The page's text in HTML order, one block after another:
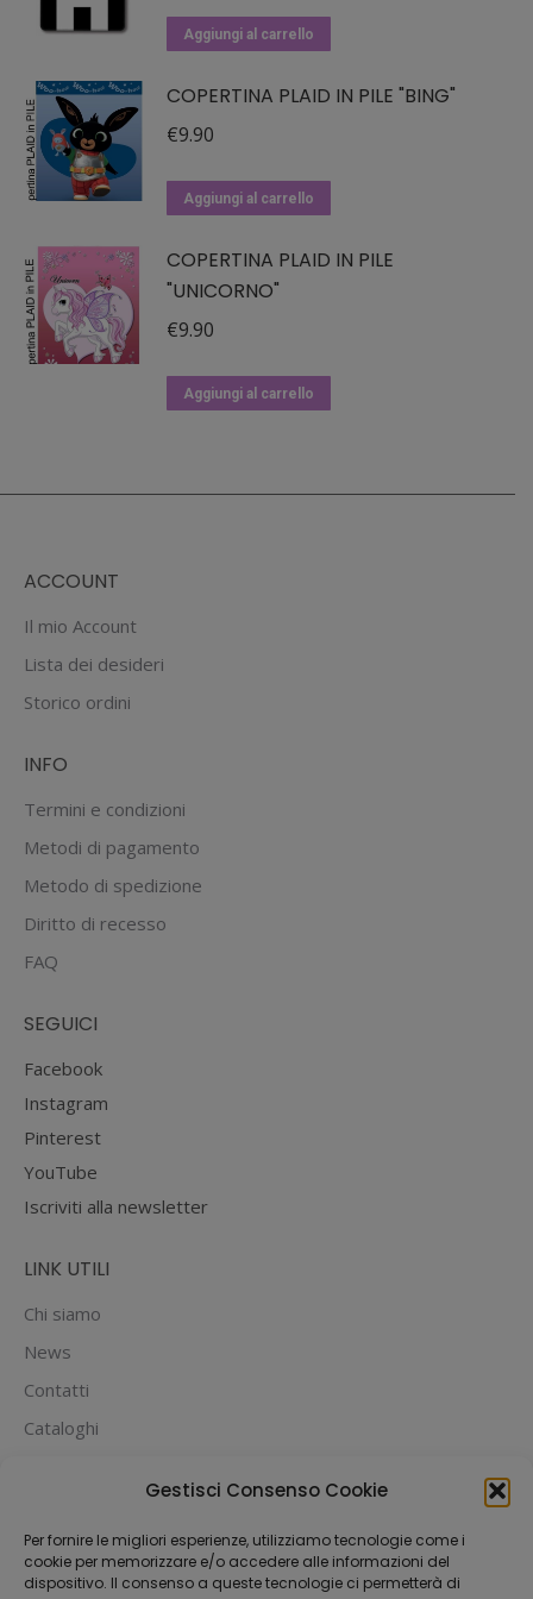
Gestisci Consenso Cookie
Per fornire le migliori esperienze, utilizziamo tecnologie come i
cookie per memorizzare e/o accedere alle informazioni del
dispositivo. Il consenso a queste tecnologie ci permetterà di
Aggiungi al carrello
COPERTINA PLAID IN PILE "BING"
€9.90
Aggiungi al carrello
COPERTINA PLAID IN PILE
"UNICORNO"
€9.90
Aggiungi al carrello
ACCOUNT
Il mio Account
Lista dei desideri
Storico ordini
INFO
Termini e condizioni
Metodi di pagamento
Metodo di spedizione
Diritto di recesso
FAQ
SEGUICI
Facebook
Instagram
Pinterest
YouTube
Iscriviti alla newsletter
LINK UTILI
Chi siamo
News
Contatti
Cataloghi
PUOI PAGARE CON: